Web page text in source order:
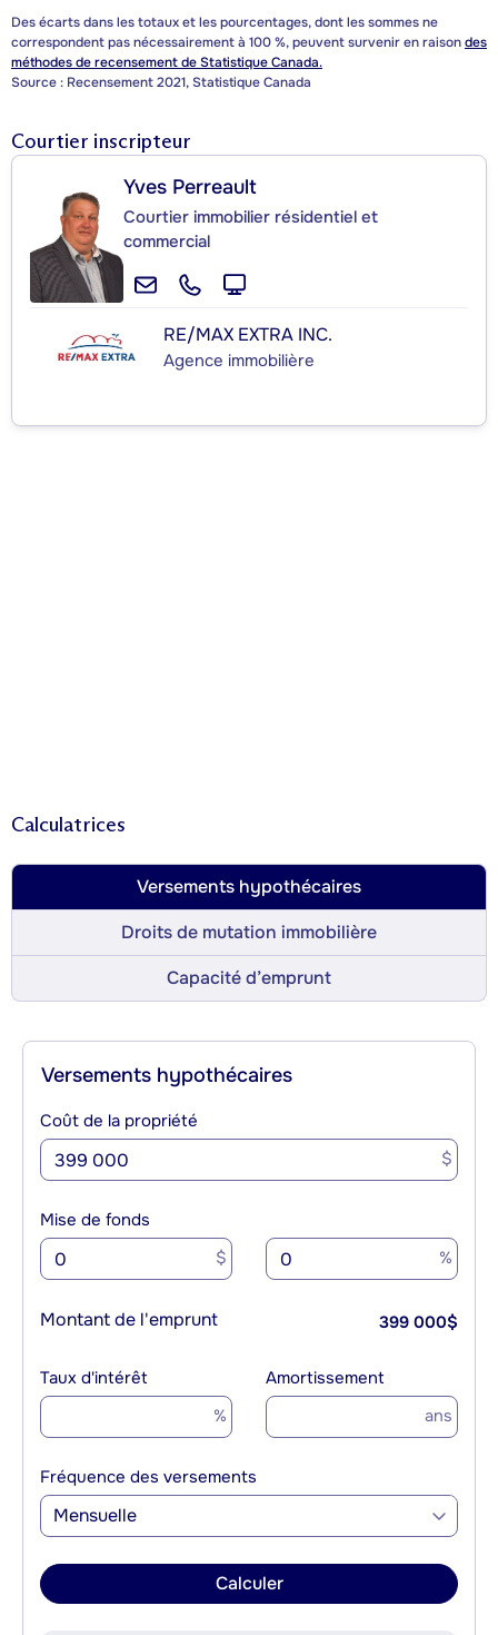
Des écarts dans les totaux et les pourcentages, dont les sommes ne
correspondent pas nécessairement à 100 %, peuvent survenir en raisondes
méthodes de recensement de Statistique Canada.
Source : Recensement 2021, Statistique Canada
Courtier inscripteur
Yves Perreault
Courtier immobilier résidentiel et
commercial
RE/MAX EXTRA INC.
Agence immobilière
Calculatrices
Versements hypothécaires
Droits de mutation immobilière
Capacité d’emprunt
Versements hypothécaires
Coût de la propriété
$
Mise de fonds
$ %
Montant de l'emprunt 399 000$
Taux d'intérêt
%
Amortissement
ans
Fréquence des versements
Mensuelle
Calculer